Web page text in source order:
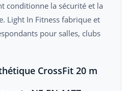
conditionne la sécurité et la
Light In Fitness fabrique et
pour salles, clubs
CrossFit 20 m